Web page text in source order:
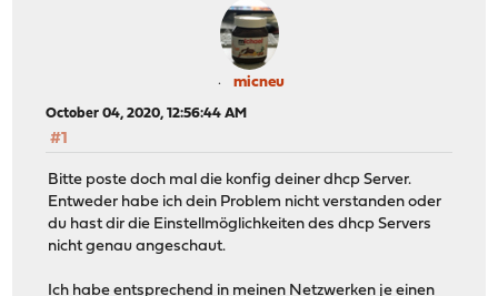
micneu
October 04, 2020, 12:56:44 AM
#1
Bitte poste doch mal die konfig deiner dhcp Server.
Entweder habe ich dein Problem nicht verstanden oder
du hast dir die Einstellmöglichkeiten des dhcp Servers
nicht genau angeschaut.
Ich habe entsprechend in meinen Netzwerken je einen